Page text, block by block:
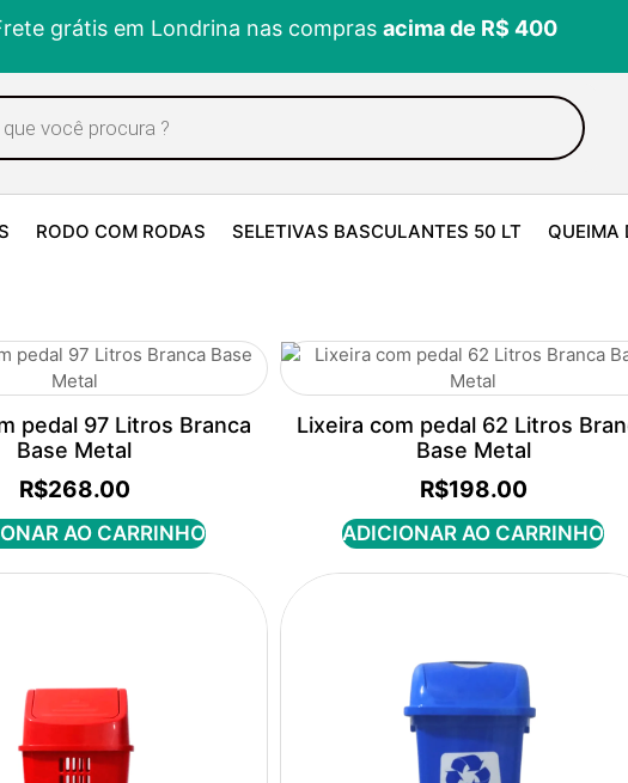
grátis em Londrina nas compras acima de R$ 400
RODO COM RODAS SELETIVAS BASCULANTES 50 LT QUEIMA
pedal 97 Litros Branca
Base Metal
R$268.00
AO CARRINHO
Lixeira com pedal 62 Litros
Base Metal
R$198.00
ADICIONAR AO CARRINHO